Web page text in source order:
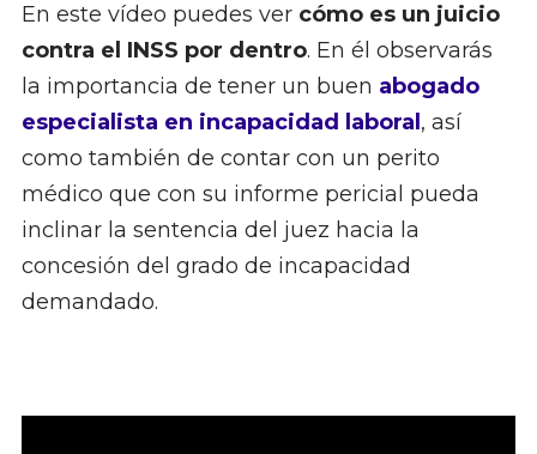
En este vídeo puedes ver cómo es un juicio
contra el INSS por dentro. En él observarás
la importancia de tener un buen abogado
especialista en incapacidad laboral , así
como también de contar con un perito
médico que con su informe pericial pueda
inclinar la sentencia del juez hacia la
concesión del grado de incapacidad
demandado.